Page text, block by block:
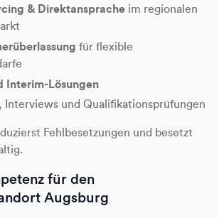
& Direktansprache im regionalen
für flexible
Interim-Lösungen
Interviews und Qualifikationsprüfungen
Fehlbesetzungen und besetzt
für den
Augsburg